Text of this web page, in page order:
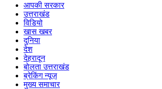
आपकी सरकार
उत्तराखंड
विडियो
खास खबर
दुनिया
देश
देहरादून
बोलता उत्तराखंड
ब्रेकिंग न्यूज़
मुख्य समाचार